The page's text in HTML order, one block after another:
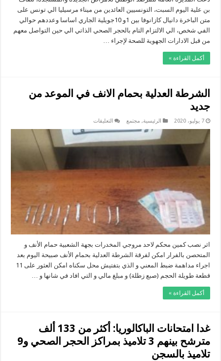
بالحجر
بالذاتي
بن علية اليوم السبت، التونسيين العائدين من ميناء مرسيليا الي تونس على
متن الباخرة دانيال كازانوفا بين 1و 10جويلية الجاري اساسا وعددهم حوالي
الفي شخص، الي الالتزام التام بالحجر الصحي الذاتي الي حين التواصل معهم
من قبل الادارات الجهوية للصحة لإجراء …
أكمل القراءة »
الشرطة العدلية بحمام الانف في الموعد من
جديد
7 يوليو، 2020 الرئيسية, مجتمع التعليقات
العدلية
الانف
جديد
اثر نصب كمين محكم لاحد مروجي المخدرات بجهة الشعبية حمام الأنف و
المتحصن بالفرار امكن لفرقة الشرطة العدلية بحمام الأنف صبيحة اليوم بعد
اجراء مداهمة ضبط المعني و الذي بتفتيش محل سكناه امكن العثور على 11
قطعة طويلة الحجم (صبع زطلة) و مبلغ مالي و التي افاد في شانها و …
أكمل القراءة »
غدا امتحانات الباكالوريا: أكثر من 133 ألف
مترشح بينهم 3 تلاميذ بمراكز الحجر الصحي و9
تلاميذ بالسجن